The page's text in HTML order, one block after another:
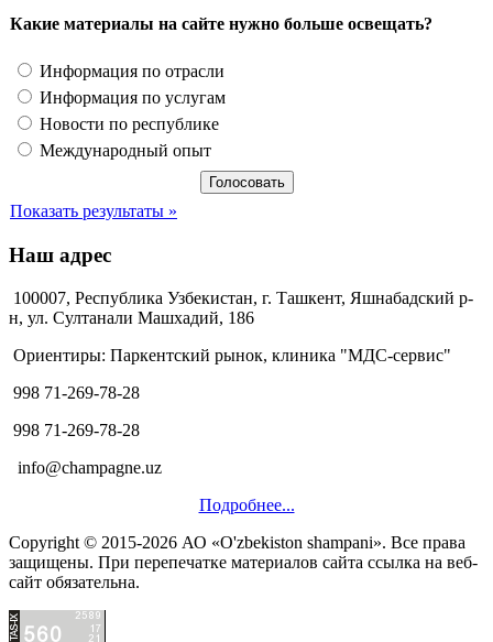
Какие материалы на сайте нужно больше освещать?
Информация по отрасли
Информация по услугам
Новости по республике
Международный опыт
Показать результаты »
Наш адрес
100007, Республика Узбекистан, г. Ташкент, Яшнабадский р-
н, ул. Султанали Машхадий, 186
Ориентиры: Паркентский рынок, клиника "МДС-сервис"
998 71-269-78-28
998 71-269-78-28
info@champagne.uz
Подробнее...
Copyright © 2015-2026 АО «O'zbekiston shampani». Все права
защищены. При перепечатке материалов сайта ссылка на веб-
сайт обязательна.